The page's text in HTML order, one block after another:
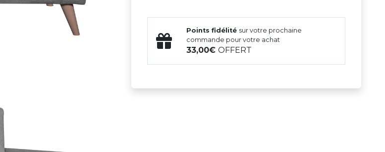
Points fidélité sur votre prochaine
commande pour votre achat
33,00OFFERT